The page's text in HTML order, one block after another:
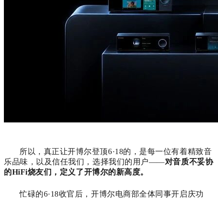
所以，真正让开博尔登顶6·18的，是每一位有着精致音
乐品味，以及信任我们，选择我们的用户——对音质不妥协
的HiFi烧友们，定义了开博尔的新高度。
忙碌的6·18收官后，开博尔电商部全体同事开启庆功